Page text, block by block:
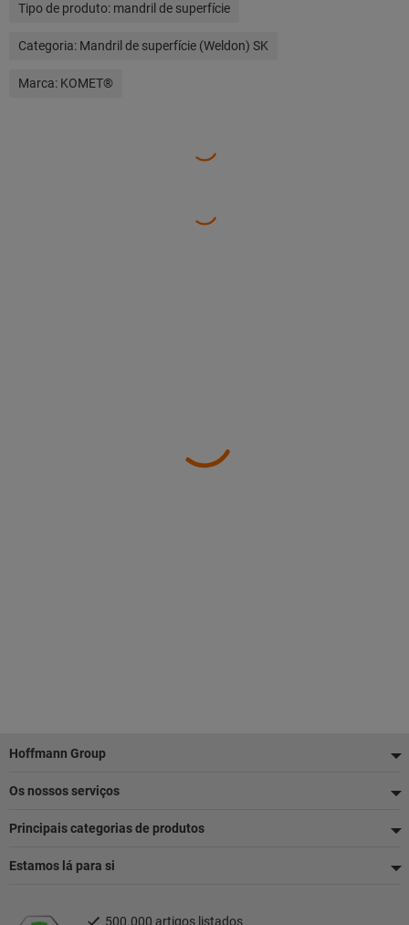
Tipo de produto: mandril de superfície
Categoria: Mandril de superfície (Weldon) SK
Marca: KOMET®
Rodapé
Hoffmann Group
Os nossos serviços
Principais categorias de produtos
Estamos lá para si
500.000 artigos listados